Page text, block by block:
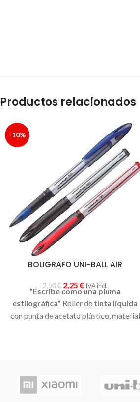
Productos relacionados
-10%
BOLIGRAFO UNI-BALL AIR
2,50€ 2,25 € IVA incl.
"Escribe como una pluma
estilográfica" Roller de tinta líquida
con punta de acetato plástico, material
Ancho escritura 0,35-0,55 mm. Tienes
tres variaciones, con tinta en azul, rojo